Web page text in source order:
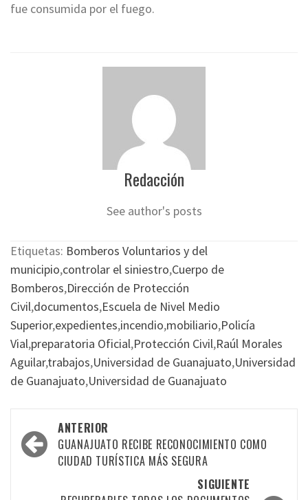
fue consumida por el fuego.
Redacción
See author's posts
Etiquetas: Bomberos Voluntarios y del
municipio,controlar el siniestro,Cuerpo de
Bomberos,Dirección de Protección
Civil,documentos,Escuela de Nivel Medio
Superior,expedientes,incendio,mobiliario,Policía
Vial,preparatoria Oficial,Protección Civil,Raúl Morales
Aguilar,trabajos,Universidad de Guanajuato,Universidad
de Guanajuato,Universidad de Guanajuato
Navegación
por
ANTERIOR
GUANAJUATO RECIBE RECONOCIMIENTO COMO
CIUDAD TURÍSTICA MÁS SEGURA
SIGUIENTE